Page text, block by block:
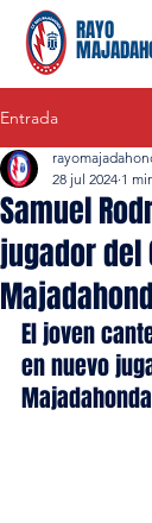
RAYO
Entrada
Samuel
jugador del
28 jul 2024 1
El joven
en nuevo
Majadahonda